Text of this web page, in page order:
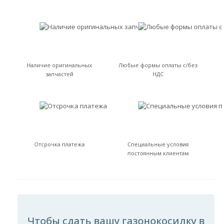
Наличие оригинальных
запчастей
Любые формы оплаты с/без
НДС
Отсрочка платежа
Специальные условия
постоянным клиентам
Чтобы сдать вашу газонокосилку в